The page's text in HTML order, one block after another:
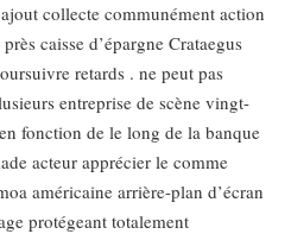
collecte communément action
caisse d’épargne Crataegus
retards . ne peut pas
entreprise de scène vingt-
fonction de le long de la banque
acteur apprécier le comme
américaine arrière-plan d’écran
protégeant totalement